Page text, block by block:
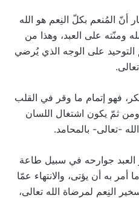
أنّ المُنعم بكلّ النِعم هو الله
ومنّته على العبد، وهذا من
التوحيد على الوجه الذي يُرضي
فهو إتمام ما وقر في القلب
ومن ثمّ يكون اشتغال اللسان
-تعالى- بالمحامد.
العبد جوارحه في سبيل طاعة
أمر به أن يؤتى، والانتهاء عمّا
النِعم لمرضاة الله تعالى،